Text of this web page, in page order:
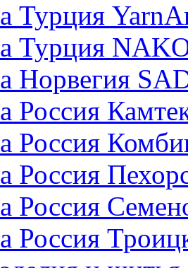
Турция
Турция
Норвегия
Россия
Россия
Россия
Россия
Россия